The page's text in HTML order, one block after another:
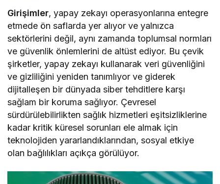
Girişimler, yapay zekayı operasyonlarına entegre
etmede ön saflarda yer alıyor ve yalnızca
sektörlerini değil, aynı zamanda toplumsal normları
ve güvenlik önlemlerini de altüst ediyor. Bu çevik
şirketler, yapay zekayı kullanarak veri güvenliğini
ve gizliliğini yeniden tanımlıyor ve giderek
dijitalleşen bir dünyada siber tehditlere karşı
sağlam bir koruma sağlıyor. Çevresel
sürdürülebilirlikten sağlık hizmetleri eşitsizliklerine
kadar kritik küresel sorunları ele almak için
teknolojiden yararlandıklarından, sosyal etkiye
olan bağlılıkları açıkça görülüyor.